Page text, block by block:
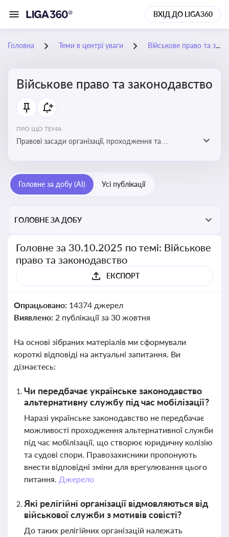
ВХІД ДО LIGA360
Головна Теми в центрі уваги Військове право та законодавство
Військове право та законодавство
ПРО ЩО ТЕМА:
Правові засади організації, проходження та
військовослужбовців у воєнний час
Головне за добу (AI) Усі публікації
ГОЛОВНЕ ЗА ДОБУ
Головне за 30.10.2025 по темі: Військове
право та законодавство
ЕКСПОРТ
Опрацьовано: 14374 джерел
Виявлено: 2 публікації за 30 жовтня
На основі зібраних матеріалів ми сформували
короткі відповіді на актуальні запитання. Ви
дізнаєтесь:
Чи передбачає українське законодавство
альтернативну службу під час мобілізації?
Наразі українське законодавство не передбачає
можливості проходження альтернативної служби
під час мобілізації, що створює юридичну колізію
та судові спори. Правозахисники пропонують
внести відповідні зміни для врегулювання цього
питання. Джерело
Які релігійні організації відмовляються від
військової служби з мотивів совісті?
До таких релігійних організацій належать